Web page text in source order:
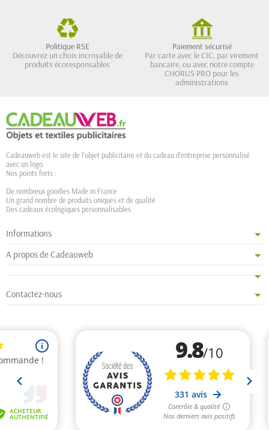
Politique RSE
Découvrez un choix incroyable de
produits écoresponsables
Paiement sécurisé
Par carte avec le CIC, par virement
bancaire, ou avec notre compte
CHORUS PRO pour les
administrations
Cadeauweb est le site de l'objet publicitaire et du cadeau d'entreprise personnalisé
avec un logo.
Nos points forts :
De nombreux goodies Made in France
Un grand nombre de produits uniques et de qualité
Des cadeaux écologiques personnalisables
Informations
A propos de Cadeauweb
Contactez-nous